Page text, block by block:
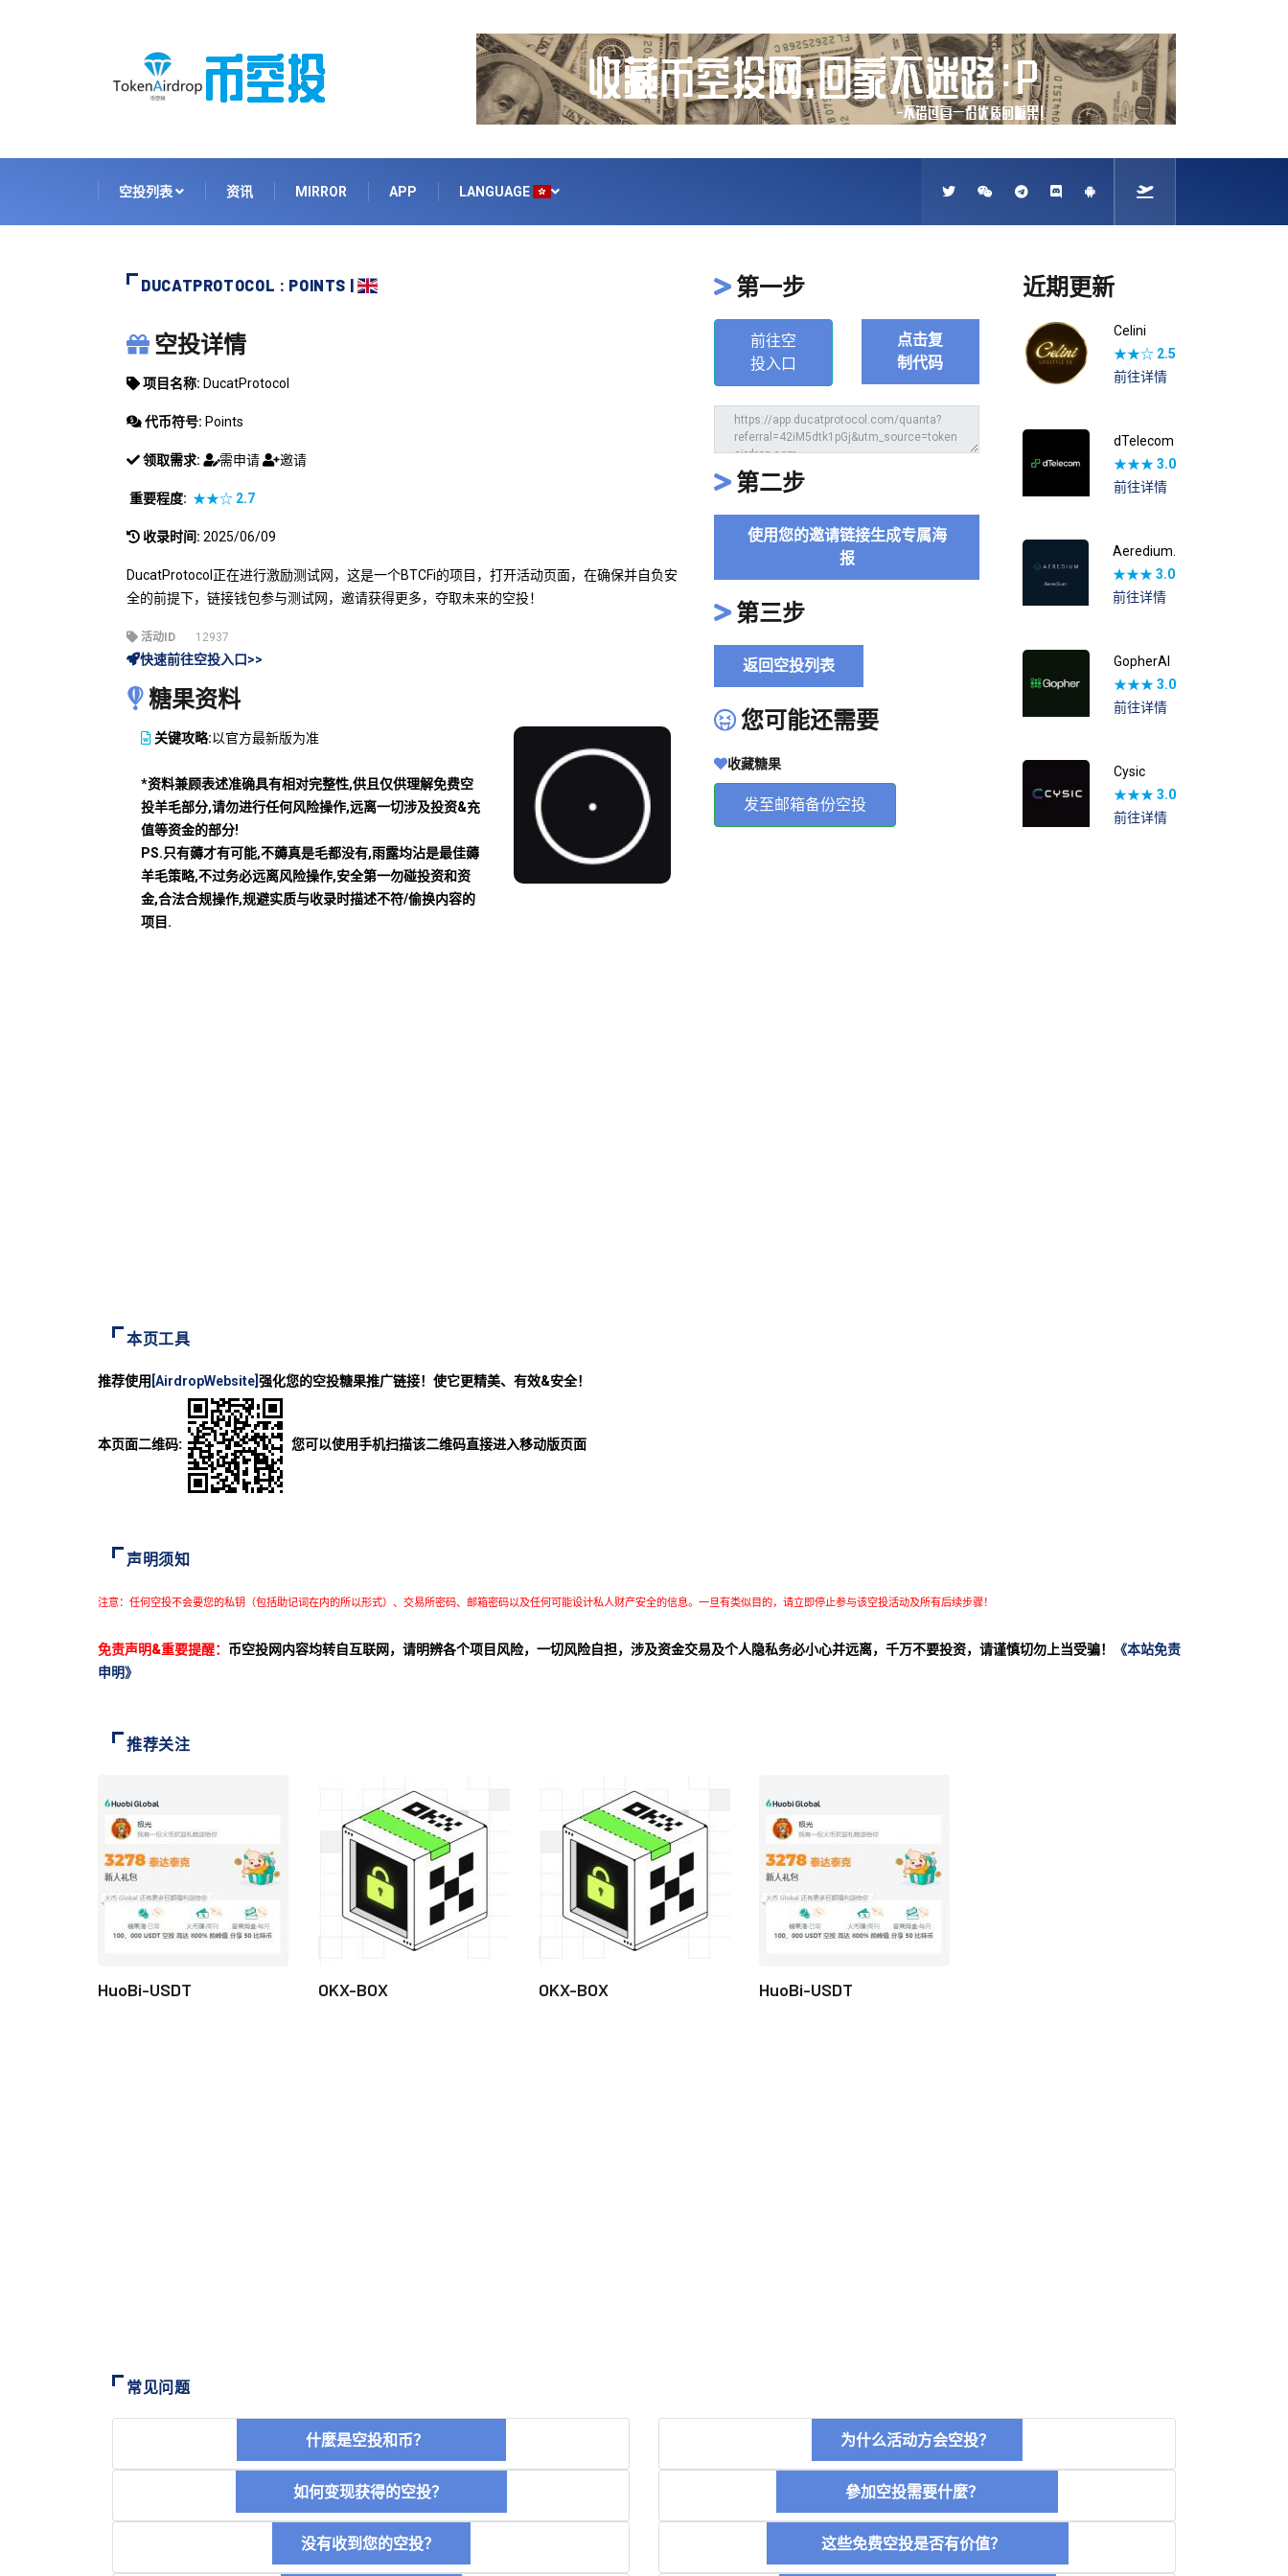
空投列表 资讯 MIRROR APP LANGUAGE
DUCATPROTOCOL : POINTS |
DUCATPROTOCOL
空投详情
项目名称: DucatProtocol
代币符号: Points
领取需求: 需申请 邀请
重要程度: ★★☆ 2.7
收录时间: 2025/06/09
DucatProtocol正在进行激励测试网，这是一个BTCFi的项目，打开活动页面，在确保并自负安
全的前提下，链接钱包参与测试网，邀请获得更多，夺取未来的空投！
活动ID 12937
快速前往空投入口>>
糖果资料
关键攻略:以官方最新版为准
*资料兼顾表述准确具有相对完整性,供且仅供理解免费空
投羊毛部分,请勿进行任何风险操作,远离一切涉及投资&充
值等资金的部分!
PS.只有薅才有可能,不薅真是毛都没有,雨露均沾是最佳薅
羊毛策略,不过务必远离风险操作,安全第一勿碰投资和资
金,合法合规操作,规避实质与收录时描述不符/偷换内容的
项目.
第一步
前往空
投入口
点击复
制代码
第二步
使用您的邀请链接生成专属海
报
第三步
返回空投列表
您可能还需要
收藏糖果
发至邮箱备份空投
近期更新
Celini
★★☆ 2.5
前往详情
dTelecom
★★★3.0
前往详情
Aeredium.
★★★3.0
前往详情
GopherAI
★★★3.0
前往详情
Cysic
★★★3.0
前往详情
本页工具
推荐使用 [AirdropWebsite] 强化您的空投糖果推广链接！使它更精美、有效&安全！
本页面二维码: 您可以使用手机扫描该二维码直接进入移动版页面
声明须知
注意：任何空投不会要您的私钥（包括助记词在内的所以形式）、交易所密码、邮箱密码以及任何可能设计私人财产安全的信息。一旦有类似目的，请立即停止参与该空投活动及所有后续步骤！
免责声明&重要提醒： 币空投网内容均转自互联网，请明辨各个项目风险，一切风险自担，涉及资金交易及个人隐私务必小心并远离，千万不要投资，请谨慎切勿上当受骗！
《本站免责
申明》
推荐关注
HuoBi-USDT OKX-BOX OKX-BOX HuoBi-USDT
常见问题
什麼是空投和币？ 为什么活动方会空投？
如何变现获得的空投？ 參加空投需要什麼？
没有收到您的空投？ 这些免费空投是否有价值？